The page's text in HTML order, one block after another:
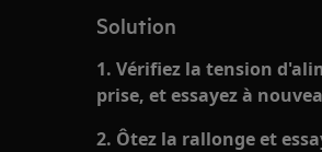
Solution
1. Vérifiez la tension
prise, et essayez à
2. Ôtez la rallonge et